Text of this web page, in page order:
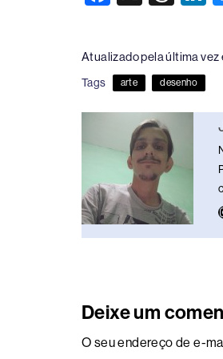
c
e
b
o
o
e
a
d
s
e
n
Atualizado pela última vez
Tags arte desenho
Deixe um
O seu endereço de e-